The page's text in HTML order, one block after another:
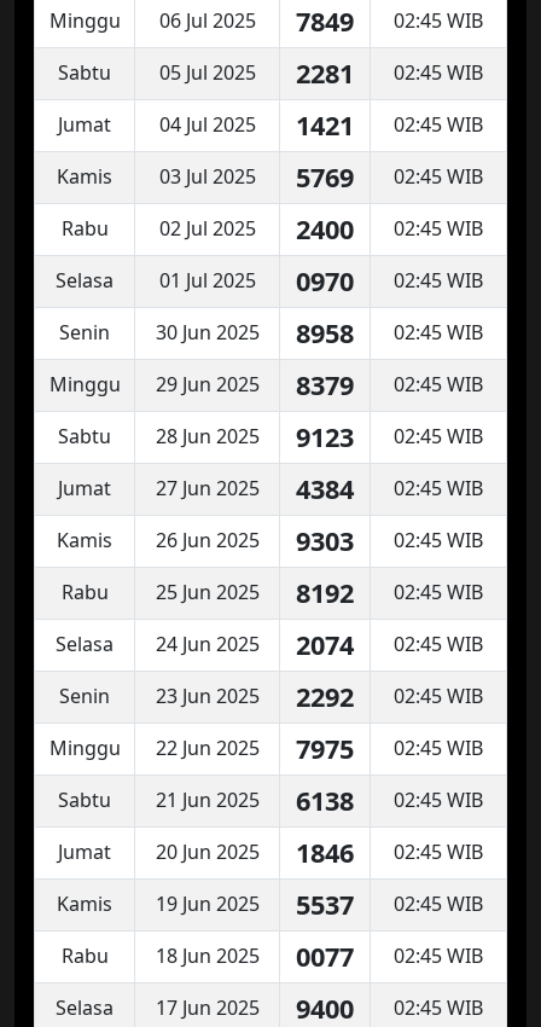
Minggu
06 Jul 2025 7849
02:45 WIB
Sabtu
05 Jul 2025 2281
02:45 WIB
Jumat
04 Jul 2025 1421
02:45 WIB
Kamis
03 Jul 2025 5769
02:45 WIB
Rabu
02 Jul 2025 2400
02:45 WIB
Selasa
01 Jul 2025 0970
02:45 WIB
Senin
30 Jun 2025 8958
02:45 WIB
Minggu
29 Jun 2025 8379
02:45 WIB
Sabtu
28 Jun 2025 9123
02:45 WIB
Jumat
27 Jun 2025 4384
02:45 WIB
Kamis
26 Jun 2025 9303
02:45 WIB
Rabu
25 Jun 2025 8192
02:45 WIB
Selasa
24 Jun 2025 2074
02:45 WIB
Senin
23 Jun 2025 2292
02:45 WIB
Minggu
22 Jun 2025 7975
02:45 WIB
Sabtu
21 Jun 2025 6138
02:45 WIB
Jumat
20 Jun 2025 1846
02:45 WIB
Kamis
19 Jun 2025 5537
02:45 WIB
Rabu
18 Jun 2025 0077
02:45 WIB
Selasa
17 Jun 2025 9400
02:45 WIB